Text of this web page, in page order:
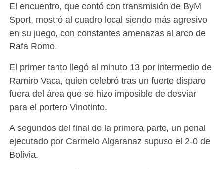
El encuentro, que contó con transmisión de ByM
Sport, mostró al cuadro local siendo más agresivo
en su juego, con constantes amenazas al arco de
Rafa Romo.
El primer tanto llegó al minuto 13 por intermedio de
Ramiro Vaca, quien celebró tras un fuerte disparo
fuera del área que se hizo imposible de desviar
para el portero Vinotinto.
A segundos del final de la primera parte, un penal
ejecutado por Carmelo Algaranaz supuso el 2-0 de
Bolivia.